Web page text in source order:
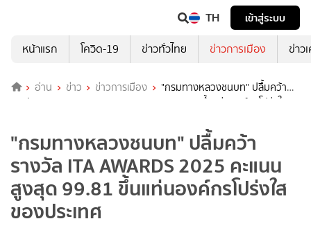
TH
เข้าสู่ระบบ
หน้าแรก
โควิด-19 ข่าวทั่วไทย ข่าวการเมือง ข่าว
อ่าน ข่าว ข่าวการเมือง
"กรมทางหลวงชนบท" ปลื้มคว้า
รางวัล ITA AWARDS 2025 คะแนนสูงสุด 99.81 ขึ้นแท่นองค์กรโปร่งใส
"กรมทางหลวงชนบท" ปลื้มคว้า
รางวัล ITA AWARDS 2025 คะแนน
สูงสุด 99.81 ขึ้นแท่นองค์กรโปร่งใส
ของประเทศ